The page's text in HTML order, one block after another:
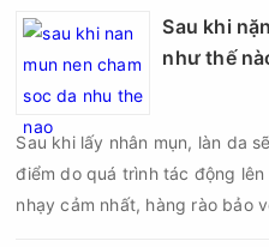
nên nghiêm trọng hơn, làm
thâm hoặc sẹo khó phục hồi.
Sau khi
như thế
Sau khi lấy nhân mụn, làn da
điểm do quá trình tác động
nhạy cảm nhất, hàng rào bảo
cơ viêm nhiễm, thâm sau